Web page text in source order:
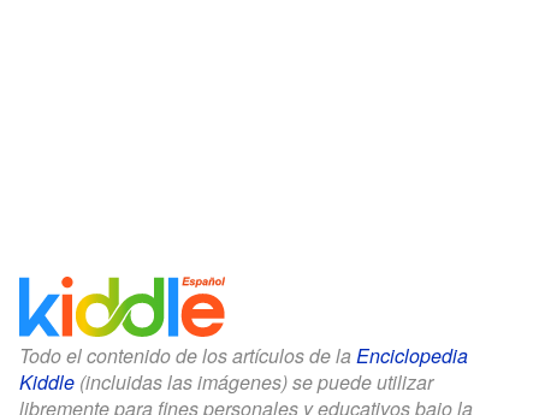
Todo el contenido de los artículos de la Enciclopedia
Kiddle (incluidas las imágenes) se puede utilizar
libremente para fines personales y educativos bajo la